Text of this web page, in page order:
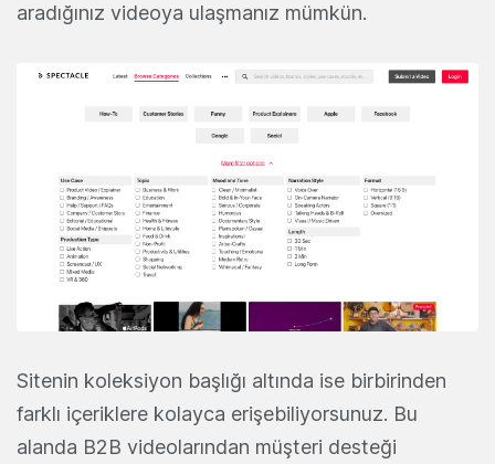
aradığınız videoya ulaşmanız mümkün.
Sitenin koleksiyon başlığı altında ise birbirinden
farklı içeriklere kolayca erişebiliyorsunuz. Bu
alanda B2B videolarından müşteri desteği